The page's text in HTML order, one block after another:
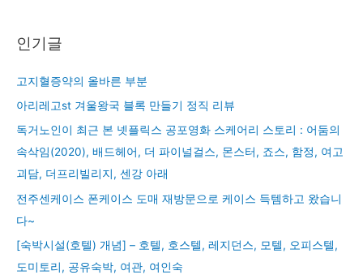
인기글
고지혈증약의 올바른 부분
아리레고st 겨울왕국 블록 만들기 정직 리뷰
독거노인이 최근 본 넷플릭스 공포영화 스케어리 스토리 : 어둠의
속삭임(2020), 배드헤어, 더 파이널걸스, 몬스터, 죠스, 함정, 여고
괴담, 더프리빌리지, 센강 아래
전주센케이스 폰케이스 도매 재방문으로 케이스 득템하고 왔습니
다~
[숙박시설(호텔) 개념] – 호텔, 호스텔, 레지던스, 모텔, 오피스텔,
도미토리, 공유숙박, 여관, 여인숙